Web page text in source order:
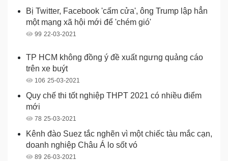
Bị Twitter, Facebook 'cấm cửa', ông Trump lập hẳn
một mạng xã hội mới để 'chém gió'
99 22-03-2021
TP HCM không đồng ý đề xuất ngưng quảng cáo
trên xe buýt
106 25-03-2021
Quy chế thi tốt nghiệp THPT 2021 có nhiều điểm
mới
78 25-03-2021
Kênh đào Suez tắc nghẽn vì một chiếc tàu mắc cạn,
doanh nghiệp Châu Á lo sốt vó
89 26-03-2021